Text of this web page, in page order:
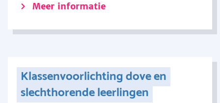
Meer informatie
Klassenvoorlichting dove en
slechthorende leerlingen